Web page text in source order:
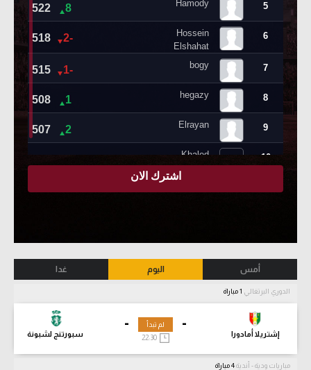
أمس اليوم غدا
الدوري البرتغالي
-
إشتريلا أمادورا
-
سبورتنج لشبونة
لم تبدأ
مباريات ودية - أندية